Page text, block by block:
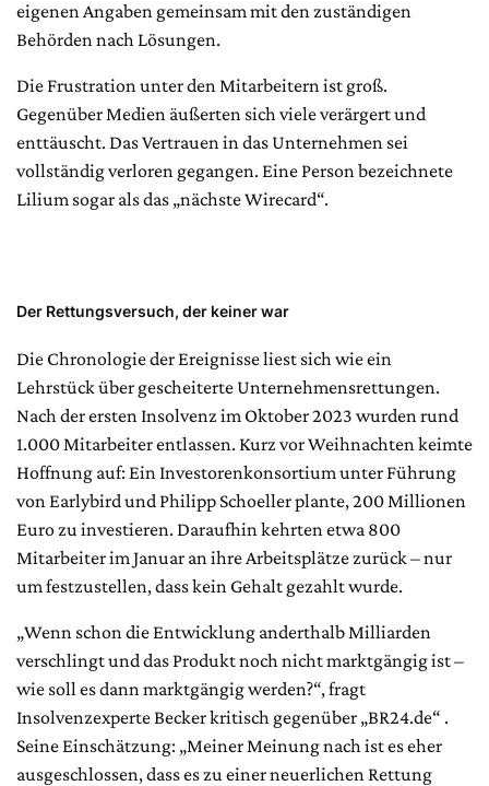
eigenen Angaben gemeinsam mit den zuständigen
Behörden nach Lösungen.
Die Frustration unter den Mitarbeitern ist groß.
Gegenüber Medien äußerten sich viele verärgert und
enttäuscht. Das Vertrauen in das Unternehmen sei
vollständig verloren gegangen. Eine Person bezeichnete
Lilium sogar als das „nächste Wirecard“.
Der Rettungsversuch, der keiner war
Die Chronologie der Ereignisse liest sich wie ein
Lehrstück über gescheiterte Unternehmensrettungen.
Nach der ersten Insolvenz im Oktober 2023 wurden rund
1.000 Mitarbeiter entlassen. Kurz vor Weihnachten keimte
Hoffnung auf: Ein Investorenkonsortium unter Führung
von Earlybird und Philipp Schoeller plante, 200 Millionen
Euro zu investieren. Daraufhin kehrten etwa 800
Mitarbeiter im Januar an ihre Arbeitsplätze zurück – nur
um festzustellen, dass kein Gehalt gezahlt wurde.
„Wenn schon die Entwicklung anderthalb Milliarden
verschlingt und das Produkt noch nicht marktgängig ist –
wie soll es dann marktgängig werden?“, fragt
Insolvenzexperte Becker kritisch gegenüber „BR24.de“ .
Seine Einschätzung: „Meiner Meinung nach ist es eher
ausgeschlossen, dass es zu einer neuerlichen Rettung